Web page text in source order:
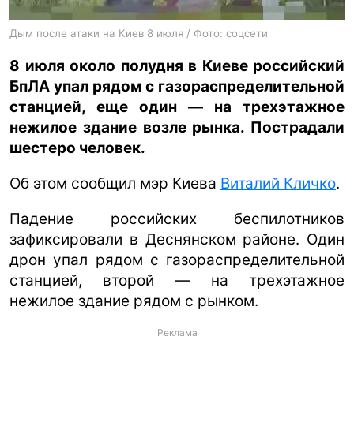
Дым после атаки на Киев 8 июля / Фото: соцсети
8 июля около полудня в Киеве российский
БпЛА упал рядом с газораспределительной
станцией, еще один — на трехэтажное
нежилое здание возле рынка. Пострадали
шестеро человек.
Об этом сообщил мэр Киева Виталий Кличко.
Падение российских беспилотников
зафиксировали в Деснянском районе. Один
дрон упал рядом с газораспределительной
станцией, второй — на трехэтажное
нежилое здание рядом с рынком.
Реклама